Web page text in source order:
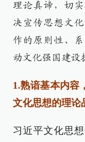
理论真谛，切
决宣传思想文
作的原则性、
动文化强国建设
1.熟谙基本内容
文化思想的理论
习近平文化思